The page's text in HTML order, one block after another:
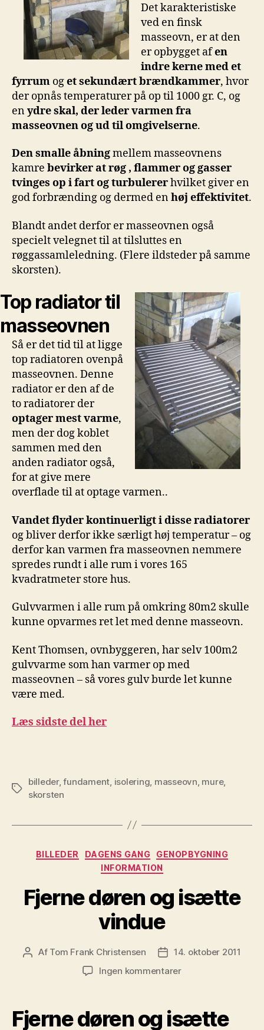
Det karakteristiske
ved en finsk
masseovn, er at den
er opbygget afen
indre kerne med et
fyrrum oget sekundært brændkammer, hvor
der opnås temperaturer på op til 1000 gr. C, og
enydre skal, der leder varmen fra
masseovnen og ud til omgivelserne.
Den smalle åbningmellem masseovnens
kamre bevirker at røg , flammer og gasser
tvinges op i fart og turbulererhvilket giver en
god forbrænding og dermed enhøj effektivitet.
Blandt andet derfor er masseovnen også
specielt velegnet til at tilsluttes en
røggassamleledning. (Flere ildsteder på samme
skorsten).
Top radiator til
masseovnen
Så er det tid til at ligge
top radiatoren ovenpå
masseovnen. Denne
radiator er den af de
to radiatorer der
optager mest varme,
men der dog koblet
sammen med den
anden radiator også,
for at give mere
overflade til at optage varmen..
Vandet flyder kontinuerligt i disse radiatorer
og bliver derfor ikke særligt høj temperatur – og
derfor kan varmen fra masseovnen nemmere
spredes rundt i alle rum i vores 165
kvadratmeter store hus.
Gulvvarmen i alle rum på omkring 80m2 skulle
kunne opvarmes ret let med denne masseovn.
Kent Thomsen, ovnbyggeren, har selv 100m2
gulvvarme som han varmer op med
masseovnen – så vores gulv burde let kunne
være med.
Læs sidste del her
Tags
billeder,fundament, isolering, masseovn, mure,
skorsten
Kategorier
BILLEDER DAGENS GANG
GENOPBYGNING
INFORMATION
Fjerne døren og isætte
vindue
Indlægsforfatter
Af Tom Frank Christensen Indlægsdato
14. oktober 2011
Ingen kommentarertil
isætte
Fjerne døren og isætte